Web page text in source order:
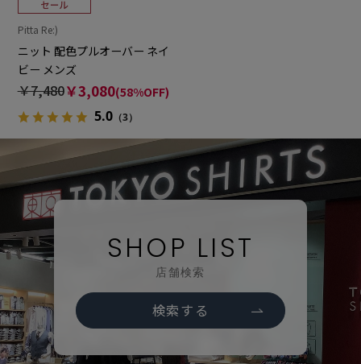
Pitta Re:)
ニット 配色プルオーバー ネイ
ビー メンズ
￥7,480￥3,080(58%OFF)
5.0（3）
SHOP LIST
店舗検索
検索する